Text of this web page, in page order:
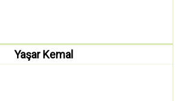
Yaşar Kemal